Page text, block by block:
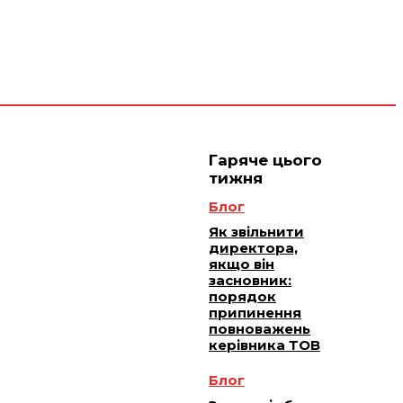
Гаряче цього
тижня
Блог
Як звільнити
директора,
якщо він
засновник:
порядок
припинення
повноважень
керівника ТОВ
Блог